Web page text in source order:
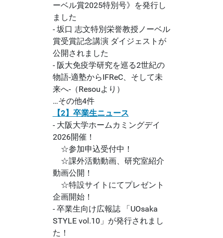
ーベル賞2025特別号》を発行し
ました
- 坂口 志文特別栄誉教授ノーベル
賞受賞記念講演 ダイジェストが
公開されました
- 阪大免疫学研究を巡る2世紀の
物語-適塾からIFReC、そして未
来へ-（Resouより）
…その他4件
【2】卒業生ニュース
- 大阪大学ホームカミングデイ
2026開催！
☆参加申込受付中！
☆課外活動動画、研究室紹介
動画公開！
☆特設サイトにてプレゼント
企画開始！
- 卒業生向け広報誌 「UOsaka
STYLE vol.10」が発行されまし
た！